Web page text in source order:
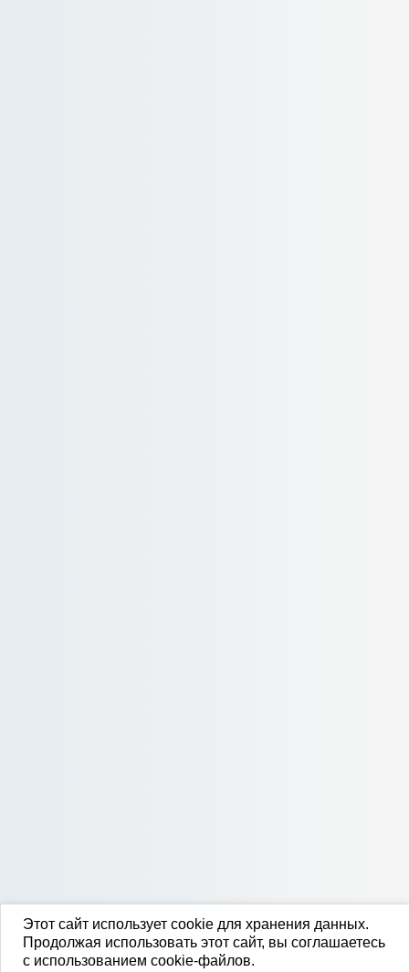
Этот сайт использует cookie для хранения данных.
Продолжая использовать этот сайт, вы соглашаетесь
с использованием cookie-файлов.